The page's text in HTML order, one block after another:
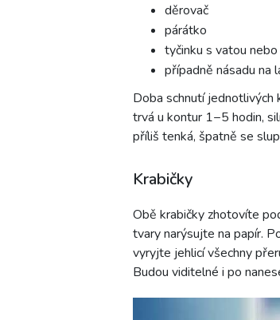
děrovač
párátko
tyčinku s vatou
případně násadu na
Doba schnutí jednotlivých
trvá u kontur 1−5 hodin,
příliš tenká, špatně se
Krabičky
Obě krabičky zhotovíte
tvary narýsujte na papír.
vyryjte jehlicí všechny
Budou viditelné i po